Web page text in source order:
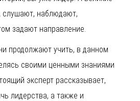
слушают, наблюдают,
задают направление.
продолжают учить, в данном
своими ценными знаниями
эксперт рассказывает,
лидерства, а также и